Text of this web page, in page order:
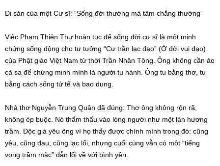
Di sản của một Cư sĩ: “Sống đời thường mà tâm chẳng thường”
Việc Phạm Thiên Thư hoàn tục để sống đời cư sĩ là một minh
chứng sống động cho tư tưởng “Cư trần lạc đạo” (Ở đời vui đạo)
của Phật giáo Việt Nam từ thời Trần Nhân Tông. Ông không cần áo
cà sa để chứng minh mình là người tu hành. Ông tu bằng thơ, tu
bằng cách sống tử tế và bao dung.
Nhà thơ Nguyễn Trung Quân đã đúng: Thơ ông không rộn rã,
không ép buộc. Nó thẩm thấu vào lòng người như một làn hương
trầm. Độc giả yêu ông vì họ thấy được chính mình trong đó: cũng
yêu, cũng đau, cũng lạc lối, nhưng cuối cùng vẫn có một “tiếng
vọng trầm mặc” dẫn lối về với bình yên.